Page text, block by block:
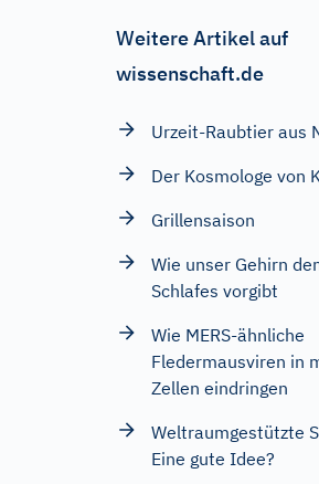
Weitere Artikel auf
wissenschaft.de
Urzeit-Raubtier aus
Der Kosmologe von
Grillensaison
Wie unser Gehirn
Schlafes vorgibt
Wie MERS-ähnliche
Fledermausviren in
Zellen eindringen
Weltraumgestützte
Eine gute Idee?